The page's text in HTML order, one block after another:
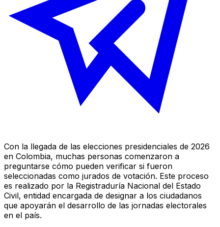
Con la llegada de las elecciones presidenciales de 2026
en Colombia, muchas personas comenzaron a
preguntarse cómo pueden verificar si fueron
seleccionadas como jurados de votación. Este proceso
es realizado por la Registraduría Nacional del Estado
Civil, entidad encargada de designar a los ciudadanos
que apoyarán el desarrollo de las jornadas electorales
en el país.